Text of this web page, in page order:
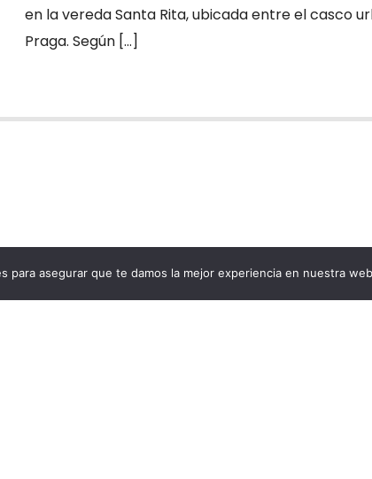
en la vereda Santa Rita, ubicada entre el casco
Praga. Según […]
para asegurar que te damos la mejor experiencia en nuestra